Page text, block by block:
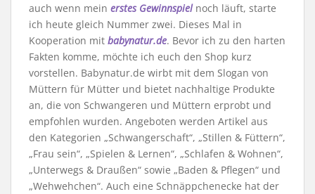
auch wenn mein erstes Gewinnspielnoch läuft, starte
ich heute gleich Nummer zwei. Dieses Mal in
Kooperation mit babynatur.de. Bevor ich zu den harten
Fakten komme, möchte ich euch den Shop kurz
vorstellen. Babynatur.de wirbt mit dem Slogan von
Müttern für Mütter und bietet nachhaltige Produkte
an, die von Schwangeren und Müttern erprobt und
empfohlen wurden. Angeboten werden Artikel aus
den Kategorien „Schwangerschaft“, „Stillen & Füttern“,
„Frau sein“, „Spielen & Lernen“, „Schlafen & Wohnen“,
„Unterwegs & Draußen“ sowie „Baden & Pflegen“ und
„Wehwehchen“. Auch eine Schnäppchenecke hat der